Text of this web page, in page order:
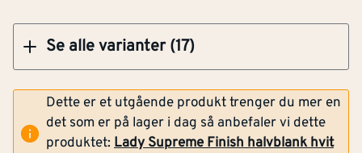
Se alle varianter (17)
Dette er et utgående produkt trenger du mer en
det som er på lager i dag så anbefaler vi dette
produktet: Lady Supreme Finish halvblank hvit